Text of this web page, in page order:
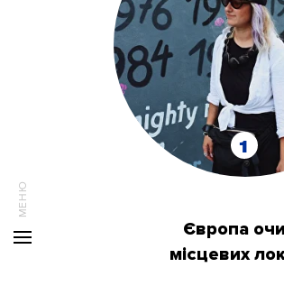
1
Європа
місцевих